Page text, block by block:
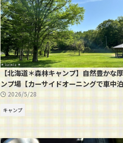
【北海道＊森林キャンプ】自然豊かな
ンプ場【カーサイドオーニングで車中泊
2026/5/28
キャンプ